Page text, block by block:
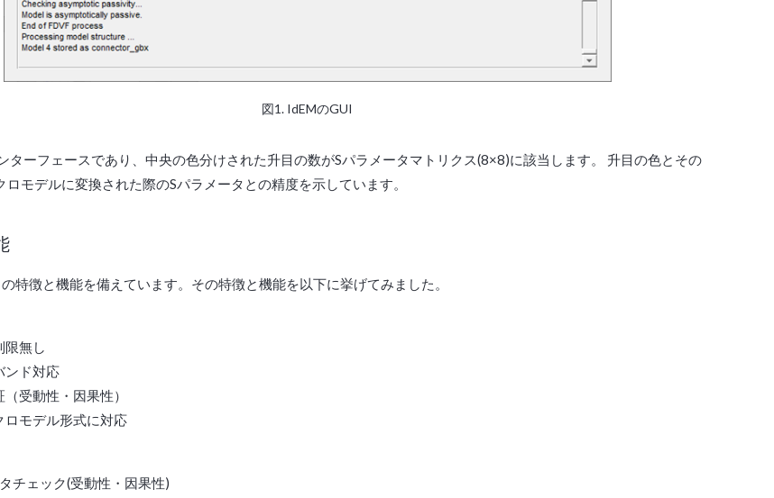
図1. IdEMのGUI
ターフェースであり、中央の色分けされた升目の数がSパラメータマトリクス(8×8)に該当します。 升目の色とその
ロモデルに変換された際のSパラメータとの精度を示しています。
の特徴と機能を備えています。その特徴と機能を以下に挙げてみました。
限無し
ンド対応
受動性・因果性）
ロモデル形式に対応
チェック(受動性・因果性)